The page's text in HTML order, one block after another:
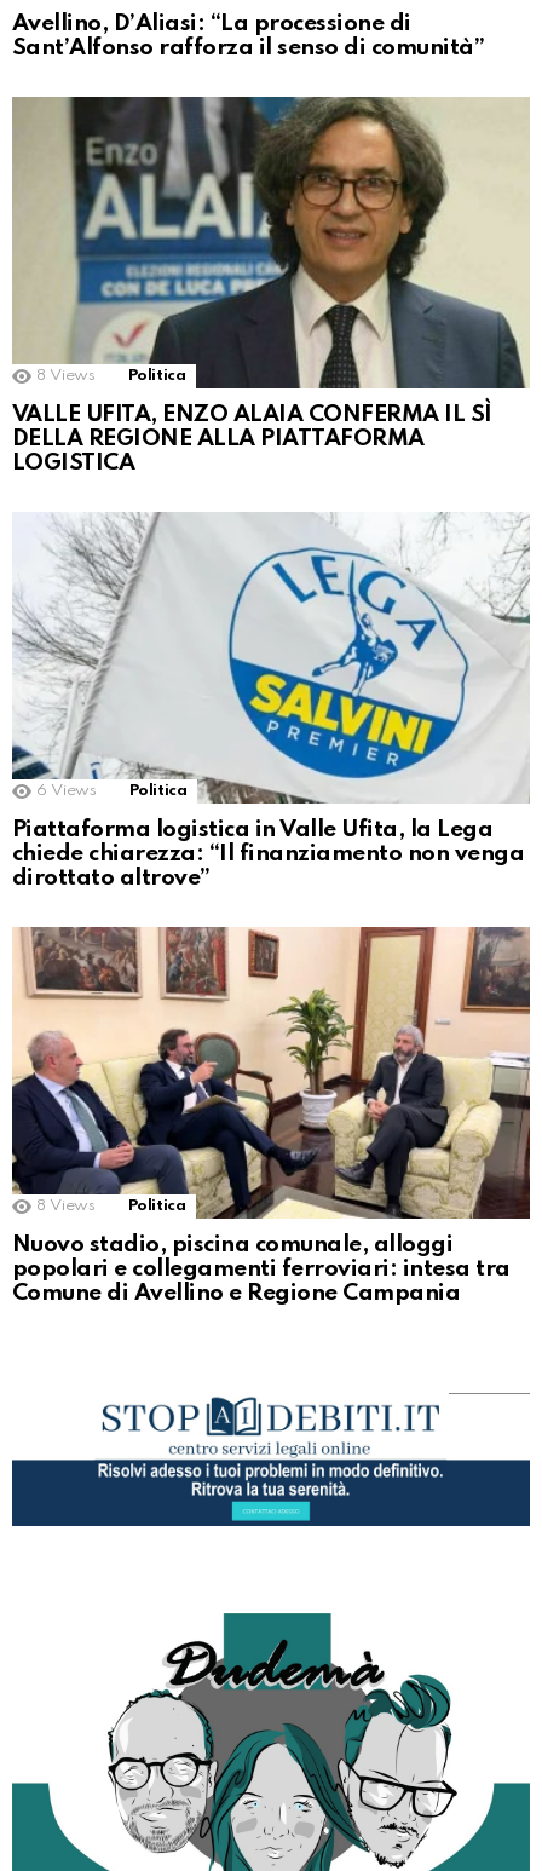
Avellino, D’Aliasi: “La processione di
Sant’Alfonso rafforza il senso di comunità”
8 Views Politica
VALLE UFITA, ENZO ALAIA CONFERMA IL SÌ
DELLA REGIONE ALLA PIATTAFORMA
LOGISTICA
6 Views Politica
Piattaforma logistica in Valle Ufita, la Lega
chiede chiarezza: “Il finanziamento non venga
dirottato altrove”
8 Views Politica
Nuovo stadio, piscina comunale, alloggi
popolari e collegamenti ferroviari: intesa tra
Comune di Avellino e Regione Campania